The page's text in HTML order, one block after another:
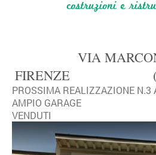
VIA
FIRENZE
PROSSIMA REALIZZAZIONE N.3
AMPIO GARAGE
VENDUTI